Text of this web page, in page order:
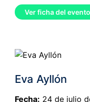
Ver ficha del evento
Eva Ayllón
Fecha: 24 de julio